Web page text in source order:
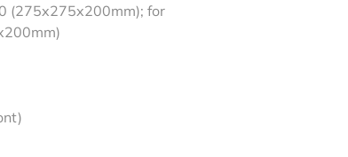
(275x275x200mm); for